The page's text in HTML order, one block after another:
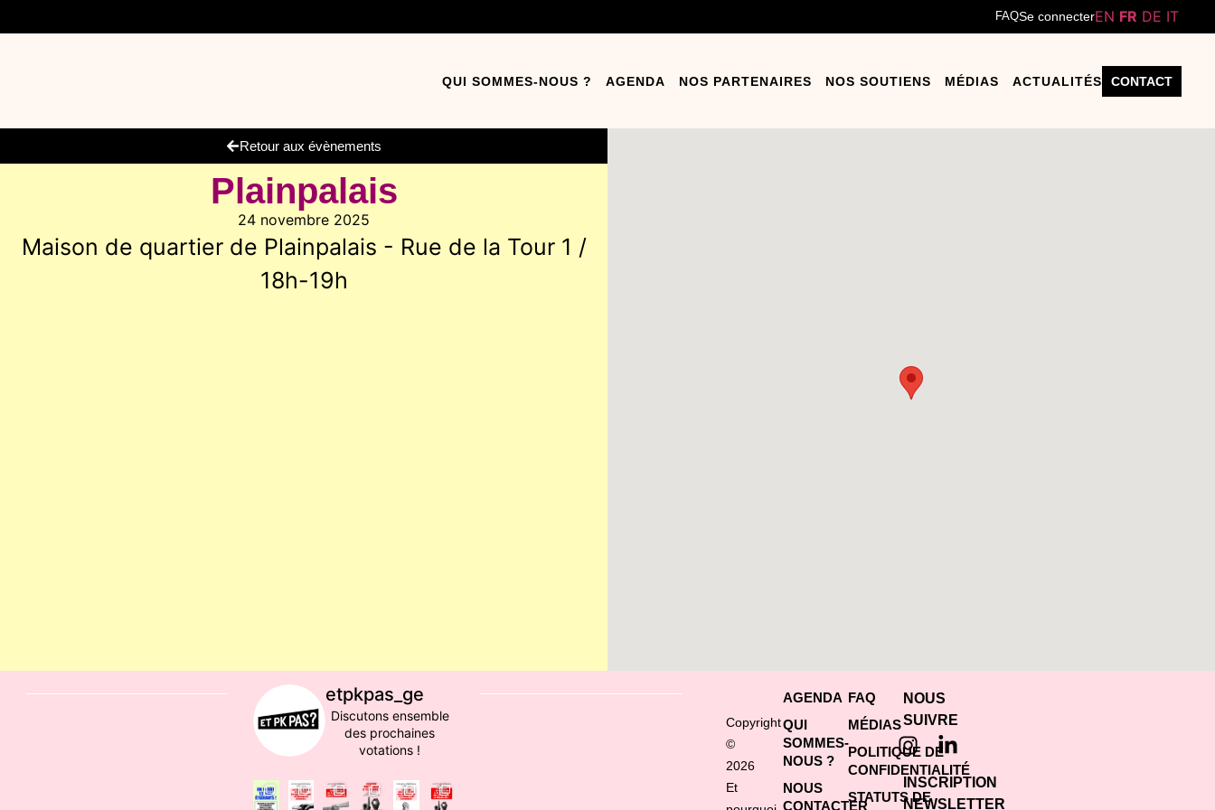
EN FR DE IT
FAQSe connecter
QUI SOMMES-NOUS ? AGENDA NOS PARTENAIRES NOS SOUTIENS MÉDIAS ACTUALITÉS CONTACT
Retour aux évènements
Plainpalais
24 novembre 2025
Maison de quartier de Plainpalais - Rue de la Tour 1 /
18h-19h
etpkpas_ge
Discutons ensemble
des prochaines
votations !
Copyright
©
2026
Et
AGENDA
QUI
SOMMES-
NOUS ?
NOUS
CONTACTER
FAQ
MÉDIAS
POLITIQUE DE
CONFIDENTIALITÉ
STATUTS DE
NOUS
SUIVRE
INSCRIPTION
NEWSLETTER